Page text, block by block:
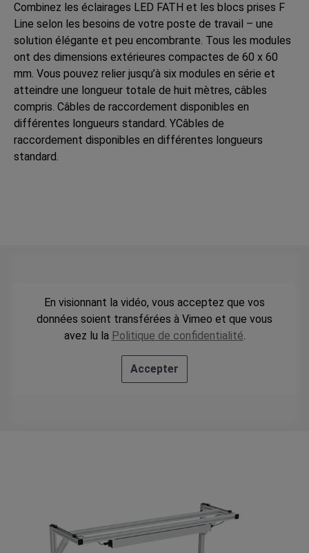
Combinez les éclairages LED FATH et les blocs prises F
Line selon les besoins de votre poste de travail – une
solution élégante et peu encombrante. Tous les modules
ont des dimensions extérieures compactes de 60 x 60
mm. Vous pouvez relier jusqu’à six modules en série et
atteindre une longueur totale de huit mètres, câbles
compris. Câbles de raccordement disponibles en
différentes longueurs standard. YCâbles de
raccordement disponibles en différentes longueurs
standard.
En visionnant la vidéo, vous acceptez que vos
données soient transférées à Vimeo et que vous
avez lu la Politique de confidentialité
Accepter